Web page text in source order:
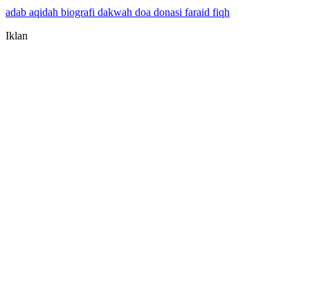
adab aqidah biografi dakwah doa donasi faraid fiqh
Iklan